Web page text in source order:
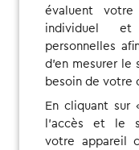
évaluent votre
individuel
personnelles
d'en mesurer le
besoin de votre
En cliquant sur
l'accès et le
votre appareil